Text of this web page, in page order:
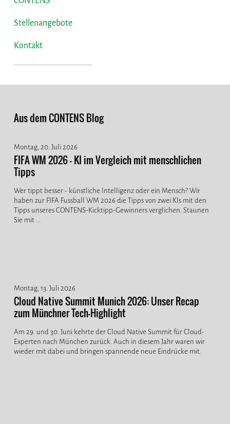
Stellenangebote
Kontakt
Aus dem CONTENS Blog
Montag, 20. Juli 2026
FIFA WM 2026 - KI im Vergleich mit menschlichen
Tipps
Wer tippt besser - künstliche Intelligenz oder ein Mensch? Wir
haben zur FIFA Fussball WM 2026 die Tipps von zwei KIs mit den
Tipps unseres CONTENS-Kicktipp-Gewinners verglichen. Staunen
Sie mit ...
Montag, 13. Juli 2026
Cloud Native Summit Munich 2026: Unser Recap
zum Münchner Tech-Highlight
Am 29. und 30. Juni kehrte der Cloud Native Summit für Cloud-
Experten nach München zurück. Auch in diesem Jahr waren wir
wieder mit dabei und bringen spannende neue Eindrücke mit.